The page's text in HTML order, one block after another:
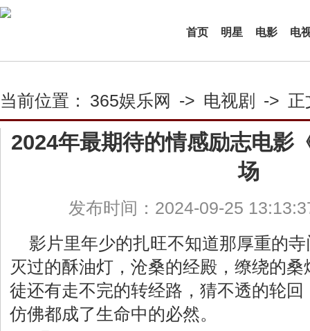
首页 明星 电影 电
当前位置： 365娱乐网 -> 电视剧 -> 正
2024年最期待的情感励志电影
场
发布时间：2024-09-25
影片里年少的扎旺不知道那厚重的
灭过的酥油灯，沧桑的经殿，缭绕的
徒还有走不完的转经路，猜不透的轮
仿佛都成了生命中的必然。